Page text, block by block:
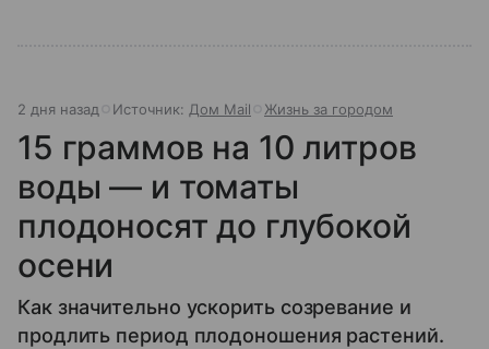
2 дня назад Источник: Дом Mail Жизнь за городом
15 граммов на 10 литров
воды — и томаты
плодоносят до глубокой
осени
Как значительно ускорить созревание и
продлить период плодоношения растений.